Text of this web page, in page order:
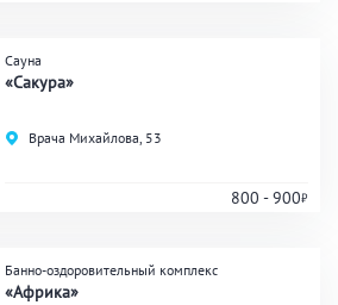
Сауна
«Сакура»
Врача Михайлова, 53
800 - 900
Банно-оздоровительный комплекс
«Африка»